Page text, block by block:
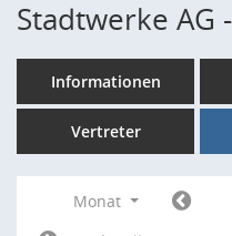
Stadtwerke AG
Informationen
Vertreter
Monat